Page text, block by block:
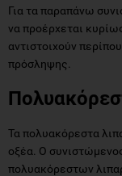
Για τα παραπάνω
να προέρχεται
αντιστοιχούν
πρόσληψης.
Τα πολυακόρεστα
οξέα. Ο
πολυακόρεστων